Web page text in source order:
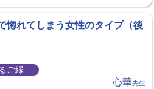
惚れてしまう女性のタイプ（後
ご縁
心華先生